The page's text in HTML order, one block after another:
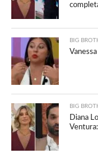
BIG
BIG
Diana